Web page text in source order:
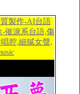
質製作-AI台語
-催淚系台語,傷
腔,細膩女聲,